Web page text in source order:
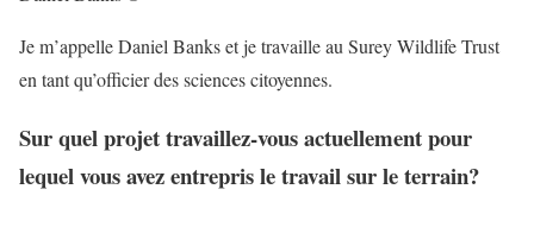
Je m’appelle Daniel Banks et je travaille au Surey Wildlife Trust
en tant qu’officier des sciences citoyennes.
Sur quel projet travaillez-vous actuellement pour
lequel vous avez entrepris le travail sur le terrain?